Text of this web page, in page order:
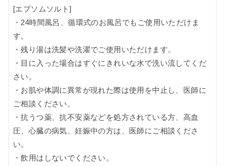
[エプソムソルト]
・24時間風呂、循環式のお風呂でもご使用いただけま
す。
・残り湯は洗髪や洗濯でご使用いただけます。
・目に入った場合はすぐにきれいな水で洗い流してくだ
さい。
・お肌や体調に異常が現れた際は使用を中止し、医師に
ご相談ください。
・抗うつ薬、抗不安薬などを処方されている方、高血
圧、心臓の病気、妊娠中の方は、医師にご相談くださ
い。
・飲用はしないでください。